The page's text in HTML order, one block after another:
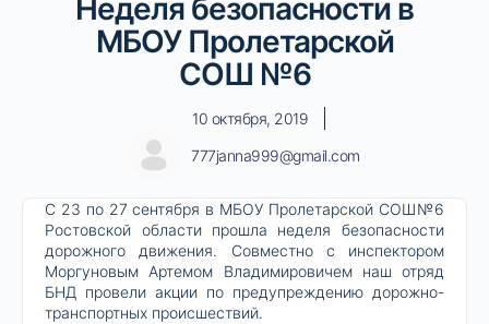
Неделя безопасности в
МБОУ Пролетарской
СОШ №6
10 октября, 2019
777janna999@gmail.com
С 23 по 27 сентября в МБОУ Пролетарской СОШ№6
Ростовской области прошла неделя безопасности
дорожного движения. Совместно с инспектором
Моргуновым Артемом Владимировичем наш отряд
БНД провели акции по предупреждению дорожно-
транспортных происшествий.